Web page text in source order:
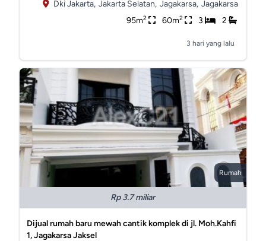
Dki Jakarta, Jakarta Selatan, Jagakarsa, Jagakarsa
95m2 60m2 3 2
3 hari yang lalu
Rumah
Rp 3.7 miliar
Dijual rumah baru mewah cantik komplek di jl. Moh.Kahfi
1, Jagakarsa Jaksel